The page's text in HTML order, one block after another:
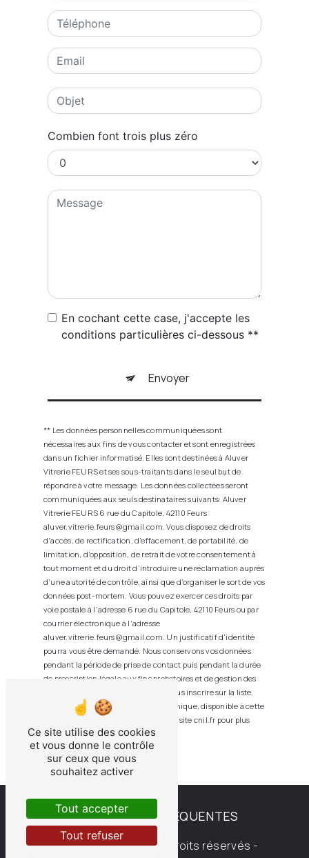
Combien font trois plus zéro
En cochant cette case, j'accepte les
conditions particulières ci-dessous **
Envoyer
** Les données personnelles communiquées sont
nécessaires aux fins de vous contacter et sont enregistrées
dans un fichier informatisé. Elles sont destinées à Aluver
Vitrerie FEURS et ses sous-traitants dans le seul but de
répondre à votre message. Les données collectées seront
communiquées aux seuls destinataires suivants: Aluver
Vitrerie FEURS 6 rue du Capitole, 42110 Feurs
aluver.vitrerie.feurs@gmail.com. Vous disposez de droits
d’accès, de rectification, d’effacement, de portabilité, de
limitation, d’opposition, de retrait de votre consentement à
tout moment et du droit d’introduire une réclamation auprès
d’une autorité de contrôle, ainsi que d’organiser le sort de vos
données post-mortem. Vous pouvez exercer ces droits par
voie postale à l'adresse 6 rue du Capitole, 42110 Feurs ou par
courrier électronique à l'adresse
aluver.vitrerie.feurs@gmail.com. Un justificatif d'identité
pourra vous être demandé. Nous conservons vos données
pendant la période de prise de contact puis pendant la durée
de prescription légale aux fins probatoires et de gestion des
contentieux. Vous avez le droit de vous inscrire sur la liste
d'opposition au démarchage téléphonique, disponible à cette
. Consultez le site cnil.fr pour plus
d’informations sur vos droits.
RECHERCHES FRÉQUENTES
©Vistalid- 2026 - Tous droits réservés -
Ce site utilise des cookies
et vous donne le contrôle
sur ceux que vous
souhaitez activer
Tout accepter
Tout refuser